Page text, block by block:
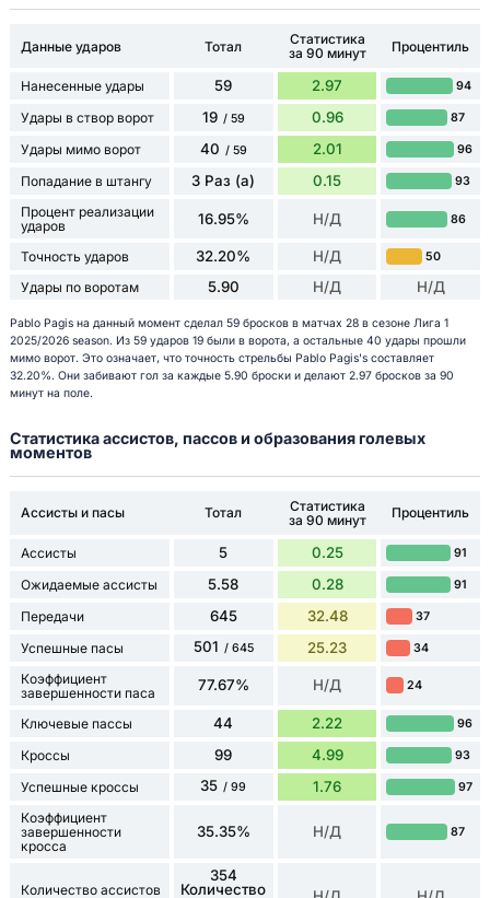
Данные ударов Тотал
Статистика
за 90 минут
Процентиль
Нанесенные удары 59 2.97 94
Удары в створ ворот 19 / 59 0.96 87
Удары мимо ворот 40 / 59 2.01 96
Попадание в штангу 3 Раз (а) 0.15 93
Процент реализации
ударов
16.95% Н/Д 86
Точность ударов 32.20% Н/Д 50
Удары по воротам 5.90 Н/Д Н/Д
Pablo Pagis на данный момент сделал 59 бросков в матчах 28 в сезоне Лига 1
2025/2026 season. Из 59 ударов 19 были в ворота, а остальные 40 удары прошли
мимо ворот. Это означает, что точность стрельбы Pablo Pagis's составляет
32.20%. Они забивают гол за каждые 5.90 броски и делают 2.97 бросков за 90
минут на поле.
Статистика ассистов, пассов и образования голевых
моментов
Ассисты и пасы Тотал
Статистика
за 90 минут
Процентиль
Ассисты 5 0.25 91
Ожидаемые ассисты 5.58 0.28 91
Передачи 645 32.48 37
Успешные пасы 501 / 645 25.23 34
Коэффициент
завершенности паса
77.67% Н/Д 24
Ключевые пассы 44 2.22 96
Кроссы 99 4.99 93
Успешные кроссы 35 / 99 1.76 97
Коэффициент
завершенности
кросса
35.35% Н/Д 87
Количество ассистов
354
Количество